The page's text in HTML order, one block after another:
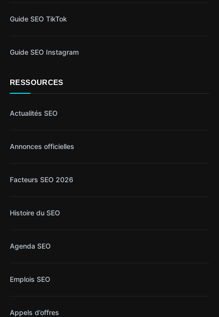
Guide SEO TikTok
Guide SEO Instagram
RESSOURCES
Actualités SEO
Annonces officielles
Facteurs SEO 2026
Histoire du SEO
Agenda SEO
Emplois SEO
Appels d’offres